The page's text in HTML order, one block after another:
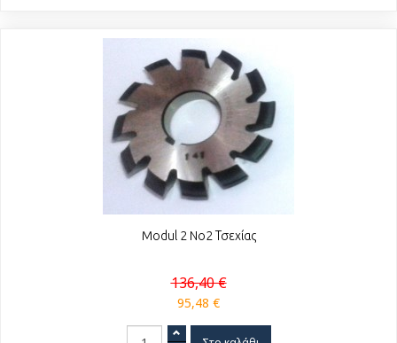
Modul 2 No2 Τσεχίας
136,40 €
95,48 €